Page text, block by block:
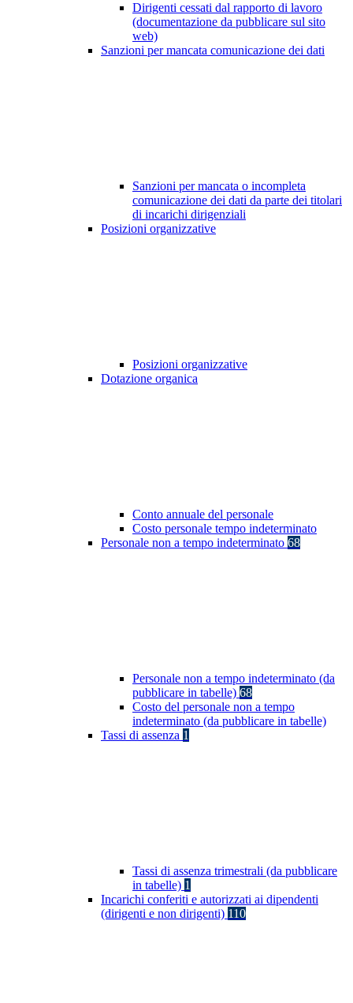
Dirigenti cessati dal rapporto di lavoro
(documentazione da pubblicare sul sito
web)
Sanzioni per mancata comunicazione dei dati
Sanzioni per mancata o incompleta
comunicazione dei dati da parte dei titolari
di incarichi dirigenziali
Posizioni organizzative
Posizioni organizzative
Dotazione organica
Conto annuale del personale
Costo personale tempo indeterminato
Personale non a tempo indeterminato 68
Personale non a tempo indeterminato (da
pubblicare in tabelle) 68
Costo del personale non a tempo
indeterminato (da pubblicare in tabelle)
Tassi di assenza 1
Tassi di assenza trimestrali (da pubblicare
in tabelle) 1
Incarichi conferiti e autorizzati ai dipendenti
(dirigenti e non dirigenti) 110